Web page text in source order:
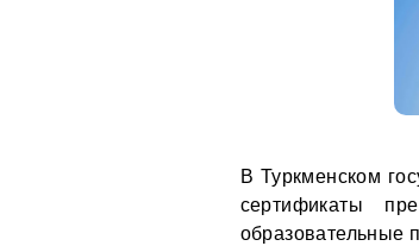
В Туркменском
сертификаты
образовательные